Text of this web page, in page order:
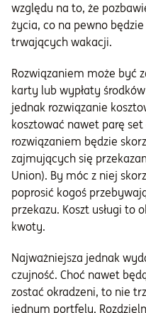
względu na to, że
życia, co na pewno
trwających wakacji.
Rozwiązaniem może być
karty lub wypłaty
jednak rozwiązanie
kosztować nawet parę
rozwiązaniem będzie
zajmujących się
Union). By móc z niej
poprosić kogoś
przekazu. Koszt usługi to
kwoty.
Najważniejsza jednak
czujność. Choć nawet
zostać okradzeni, to nie
jednym portfelu.